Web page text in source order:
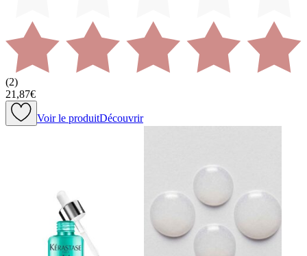
(2)
21,87€
Voir le produitDécouvrir